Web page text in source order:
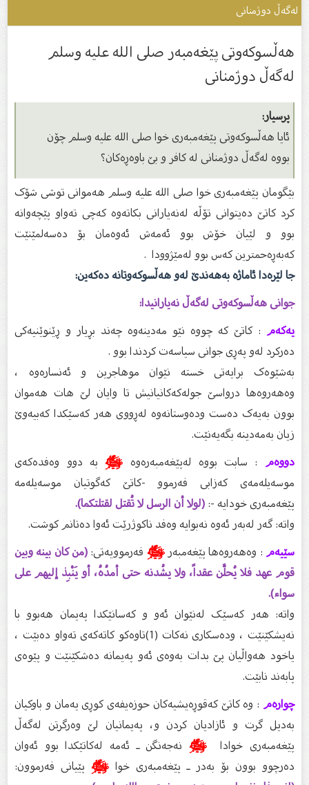
لەگەڵ دوژمنانی
هەڵسوکەوتی پێغەمبەر صلی اللە علیە وسلم
لەگەڵ دوژمنانی
پرسیار:
ئایا هەڵسوکەوتی پێغەمبەرى خوا صلی اللە علیە وسلم چۆن
بووە لەگەڵ دوژمنانی لە کافر و بێ باوەڕەکان؟
بێگومان پێغەمبەری خوا صلی اللە علیە وسلم هەموانی توشی شۆک
کرد کاتێ دەیتوانی تۆڵە لەنەیارانی بکاتەوە کەچی تەواو پێچەوانە
بوو و لێیان خۆش بوو ئەمەش ئەوەمان بۆ دەسەلمێنێت
کەبەڕەحمترین کەس بوو لەمێژوودا .
جا لێرەدا ئاماژە بەهەندێ لەو هەڵسوکەوتانە دەکەین:
جوانی هەڵسوکەوتی لەگەڵ نەیارانیدا:
یەکەم: کاتێ کە چووە نێو مەدینەوە چەند بڕیار و ڕێنوێنیەکی
دەرکرد لەو پەڕی جوانی سیاسەت کردندا بوو .
بەشێوەک برایەتی خستە نێوان موهاجرین و ئەنسارەوە ،
وەهەروەها درواسێ جولەکەکانیانیش تا وایان لێ هات هەموان
بوون بەیەک دەست ودەوستانەوە لەڕووی هەر کەسێکدا کەبیەوێ
زیان بەمەدینە بگەیەنێت.
دووەم: سابت بووە لەپێغەمبەرەوەﷺبە دوو وەفدەکەی
موسەیلەمەی کەزابی فەرموو -کاتێ کەگوتیان موسەیلەمە
پێغەمبەری خودایە -:(لولا أن الرسل لا تُقتل لقتلتكما).
واتە: گەر لەبەر ئەوە نەبوایە وەفد ناکوژرێت ئەوا دەتانم کوشت.
سێیەم: وەهەروەها پێغەمبەرﷺفەرموویەتی:(من كان بينه وبين
قوم عهد فلا يُحلَّن عقداً، ولا يشُدنه حتى أمدُهُ، أو يَنْبِذ إليهم على
سواء).
واتە: هەر کەسێک لەنێوان ئەو و کەسانێکدا پەیمان هەبوو با
نەیشکێنێت ، ودەسکاری نەکات (1)تاوەکو کاتەکەی تەواو دەبێت ،
یاخود هەواڵیان پێ بدات بەوەی ئەو پەیمانە دەشکێنێت و پێوەی
پابەند نابێت.
چوارەم: وە کاتێ کەقوڕەیشیەکان حوزەیفەی کوڕی یەمان و باوکیان
بەدیل گرت و ئازادیان کردن و، پەیمانیان لێ وەرگرتن لەگەڵ
پێغەمبەری خوادا
ﷺنەجەنگن ـ ئەمە لەکاتێکدا بوو ئەوان
دەرچوو بوون بۆ بەدر ـ پێغەمبەری خواﷺپێیانی فەرموون: